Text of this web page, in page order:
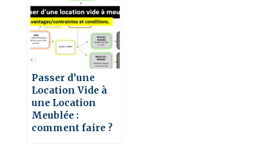
Passer d’une
Location Vide à
une Location
Meublée :
comment faire ?